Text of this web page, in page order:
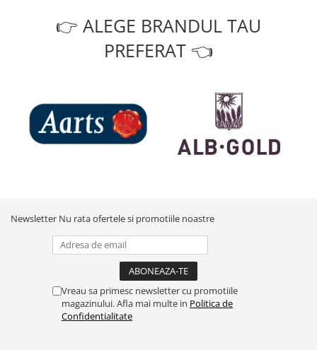
👉 ALEGE BRANDUL TAU
PREFERAT 👈
Newsletter Nu rata ofertele si promotiile noastre
Vreau sa primesc newsletter cu promotiile
magazinului. Afla mai multe in Politica de
Confidentialitate